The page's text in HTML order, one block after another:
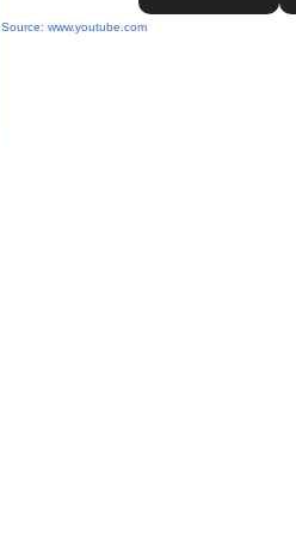
Source: www.youtube.com